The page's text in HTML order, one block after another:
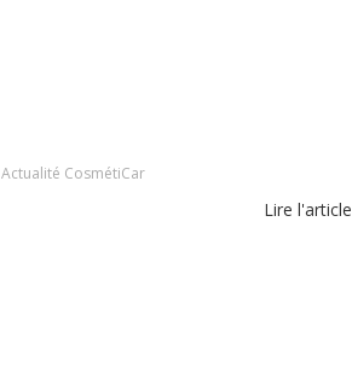
Actualité CosmétiCar
Lire l'article